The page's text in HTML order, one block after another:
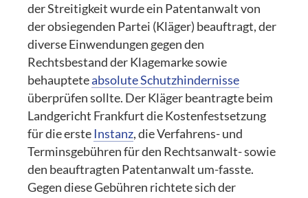
der Streitigkeit wurde ein Patentanwalt von
der obsiegenden Partei (Kläger) beauftragt, der
diverse Einwendungen gegen den
Rechtsbestand der Klagemarke sowie
behaupteteabsolute Schutzhindernisse
überprüfen sollte. Der Kläger beantragte beim
Landgericht Frankfurt die Kostenfestsetzung
für die ersteInstanz, die Verfahrens- und
Terminsgebühren für den Rechtsanwalt- sowie
den beauftragten Patentanwalt um-fasste.
Gegen diese Gebühren richtete sich der